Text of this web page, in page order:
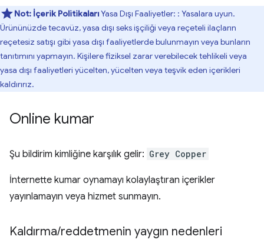
Not: İçerik PolitikalarıYasa Dışı Faaliyetler: : Yasalara uyun.
Ürününüzde tecavüz, yasa dışı seks işçiliği veya reçeteli ilaçların
reçetesiz satışı gibi yasa dışı faaliyetlerde bulunmayın veya bunların
tanıtımını yapmayın. Kişilere fiziksel zarar verebilecek tehlikeli veya
yasa dışı faaliyetleri yücelten, yücelten veya teşvik eden içerikleri
kaldırırız.
Online kumar
Şu bildirim kimliğine karşılık gelir: Grey Copper
İnternette kumar oynamayı kolaylaştıran içerikler
yayınlamayın veya hizmet sunmayın.
Kaldırma/reddetmenin yaygın nedenleri